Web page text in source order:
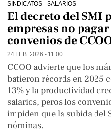
SINDICATOS SALARIOS
El decreto del SMI
empresas no
convenios de
24 FEB. 2026 - 11:00
CCOO advierte que los
batieron récords en 2025
13% y la productividad
salarios, peros los
impiden que la subida del
nóminas.